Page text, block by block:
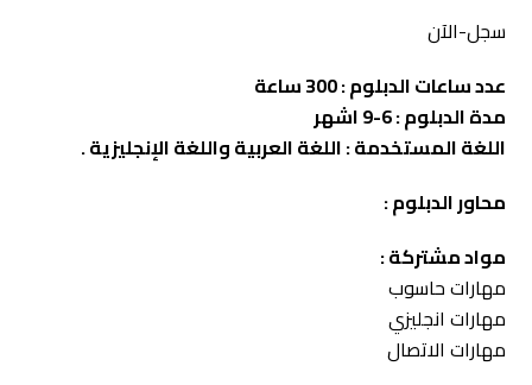
سجل-الآن
عدد ساعات الدبلوم : 300 ساعة
مدة الدبلوم : 6-9 اشهر
اللغة المستخدمة : اللغة العربية واللغة الإنجليزية .
محاور الدبلوم :
مواد مشتركة :
مهارات حاسوب
مهارات انجليزي
مهارات الاتصال